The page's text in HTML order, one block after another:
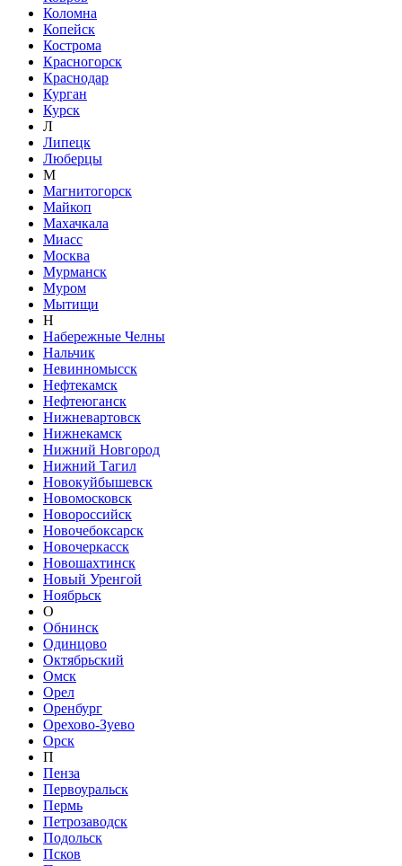
Коломна
Копейск
Кострома
Красногорск
Краснодар
Курган
Курск
Л
Липецк
Люберцы
М
Магнитогорск
Майкоп
Махачкала
Миасс
Москва
Мурманск
Муром
Мытищи
Н
Набережные Челны
Нальчик
Невинномысск
Нефтекамск
Нефтеюганск
Нижневартовск
Нижнекамск
Нижний Новгород
Нижний Тагил
Новокуйбышевск
Новомосковск
Новороссийск
Новочебоксарск
Новочеркасск
Новошахтинск
Новый Уренгой
Ноябрьск
О
Обнинск
Одинцово
Октябрьский
Омск
Орел
Оренбург
Орехово-Зуево
Орск
П
Пенза
Первоуральск
Пермь
Петрозаводск
Подольск
Псков